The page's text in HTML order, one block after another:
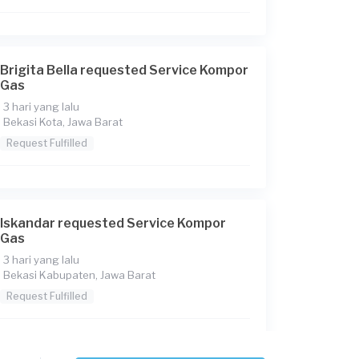
Brigita Bella requested Service Kompor
Gas
3 hari yang lalu
Bekasi Kota, Jawa Barat
Request Fulfilled
Iskandar requested Service Kompor
Gas
3 hari yang lalu
Bekasi Kabupaten, Jawa Barat
Request Fulfilled